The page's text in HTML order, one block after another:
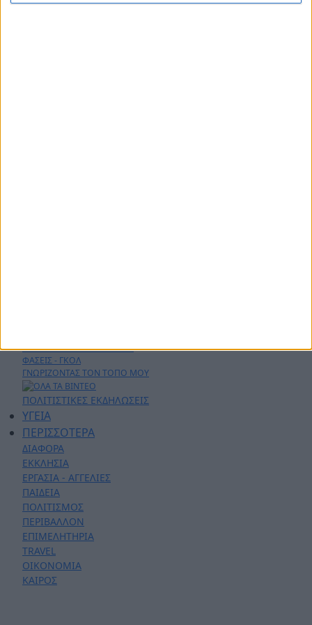
ΣΕΝΤΡΑ ΜΕ ΤΟΝ ΚΟΥΤΟΥΛΑ
ΦΑΣΕΙΣ - ΓΚΟΛ
ΓΝΩΡΙΖΟΝΤΑΣ ΤΟΝ ΤΟΠΟ ΜΟΥ
ΠΟΛΙΤΙΣΤΙΚΕΣ ΕΚΔΗΛΩΣΕΙΣ
ΥΓΕΙΑ
ΠΕΡΙΣΣΟΤΕΡΑ
ΔΙΑΦΟΡΑ
ΕΚΚΛΗΣΙΑ
ΕΡΓΑΣΙΑ - ΑΓΓΕΛΙΕΣ
ΠΑΙΔΕΙΑ
ΠΟΛΙΤΙΣΜΟΣ
ΠΕΡΙΒΑΛΛΟΝ
ΕΠΙΜΕΛΗΤΗΡΙΑ
TRAVEL
ΟΙΚΟΝΟΜΙΑ
ΚΑΙΡΟΣ